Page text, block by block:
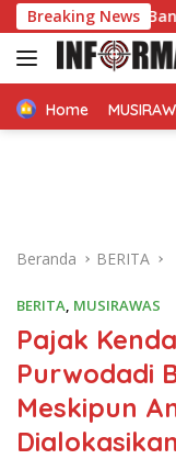
Langsung
ke
konten
Breaking News
Rawas Bangkit dari
Home
Beranda BERITA
BERITA MUSIRAWAS
Pajak
Purwodadi
Meskipun
Dialokasikan